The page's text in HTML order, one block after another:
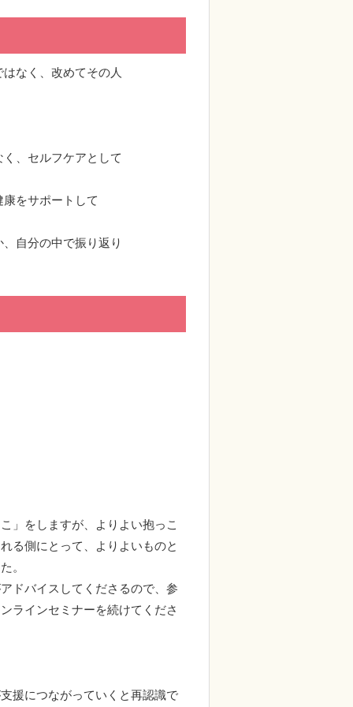
なく、改めてその人
、セルフケアとして
をサポートして
自分の中で振り返り
」をしますが、よりよい抱っこ
る側にとって、よりよいものと
。
ドバイスしてくださるので、参
ラインセミナーを続けてくださ
援につながっていくと再認識で